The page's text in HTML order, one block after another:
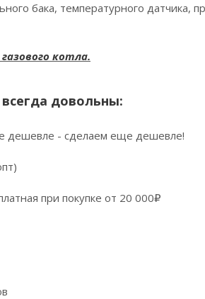
бака, температурного датчика,
котла.
довольны:
дешевле - сделаем еще дешевле!
при покупке от 20 000₽